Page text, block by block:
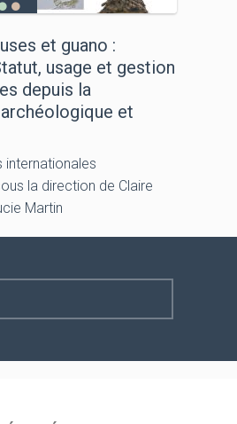
et guano :
usage et gestion
depuis la
et
internationales
la direction de Claire
Martin